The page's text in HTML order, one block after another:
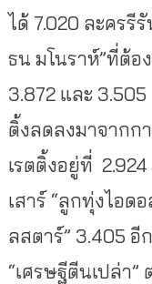
ได้ 7.020 ละครรี
ธน มโนราห์”ที่ต้อ
3.872 และ
ติ้งลดลงมาจากก
เรตติ้งอยู่ที่
เสาร์ “ลูกทุ่งไอด
ลสตาร์” 3.405
“เศรษฐีตีนเปล่า”